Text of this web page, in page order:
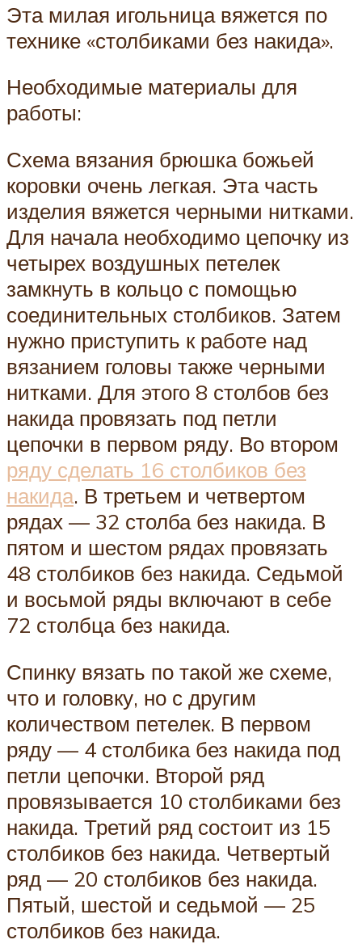
Эта милая игольница вяжется по
технике «столбиками без накида».
Необходимые материалы для
работы:
Схема вязания брюшка божьей
коровки очень легкая. Эта часть
изделия вяжется черными нитками.
Для начала необходимо цепочку из
четырех воздушных петелек
замкнуть в кольцо с помощью
соединительных столбиков. Затем
нужно приступить к работе над
вязанием головы также черными
нитками. Для этого 8 столбов без
накида провязать под петли
цепочки в первом ряду. Во втором
ряду сделать 16 столбиков без
накида. В третьем и четвертом
рядах — 32 столба без накида. В
пятом и шестом рядах провязать
48 столбиков без накида. Седьмой
и восьмой ряды включают в себе
72 столбца без накида.
Спинку вязать по такой же схеме,
что и головку, но с другим
количеством петелек. В первом
ряду — 4 столбика без накида под
петли цепочки. Второй ряд
провязывается 10 столбиками без
накида. Третий ряд состоит из 15
столбиков без накида. Четвертый
ряд — 20 столбиков без накида.
Пятый, шестой и седьмой — 25
столбиков без накида.